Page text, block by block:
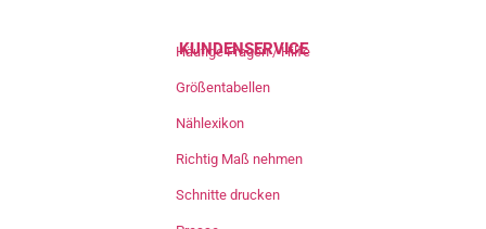
KUNDENSERVICE
Häufige Fragen / Hilfe
Größentabellen
Nählexikon
Richtig Maß nehmen
Schnitte drucken